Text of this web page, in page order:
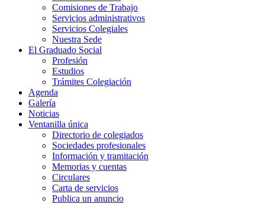
Comisiones de Trabajo
Servicios administrativos
Servicios Colegiales
Nuestra Sede
El Graduado Social
Profesión
Estudios
Trámites Colegiación
Agenda
Galería
Noticias
Ventanilla única
Directorio de colegiados
Sociedades profesionales
Información y tramitación
Memorias y cuentas
Circulares
Carta de servicios
Publica un anuncio